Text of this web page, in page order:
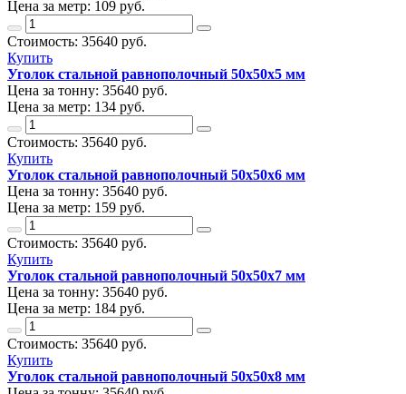
Цена за метр: 109 руб.
Стоимость: 35640 руб.
Купить
Уголок стальной равнополочный 50х50х5 мм
Цена за тонну: 35640 руб.
Цена за метр: 134 руб.
Стоимость: 35640 руб.
Купить
Уголок стальной равнополочный 50х50х6 мм
Цена за тонну: 35640 руб.
Цена за метр: 159 руб.
Стоимость: 35640 руб.
Купить
Уголок стальной равнополочный 50х50х7 мм
Цена за тонну: 35640 руб.
Цена за метр: 184 руб.
Стоимость: 35640 руб.
Купить
Уголок стальной равнополочный 50х50х8 мм